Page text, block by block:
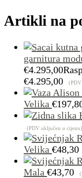
Artikli na
garnitura
€4.295,00
€4.295,00
Velika €
(PDV uključen u cijenu)
Velika €48,30
Mala €43,70